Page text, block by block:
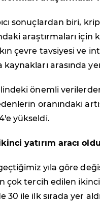
sonuçlardan biri,
araştırmaları için
çevre tavsiyesi ve
arasında
önemli
oranındaki
yükseldi.
yatırım aracı oldu
yıla göre
çok tercih edilen ikinci
30 ile ilk sırada yer